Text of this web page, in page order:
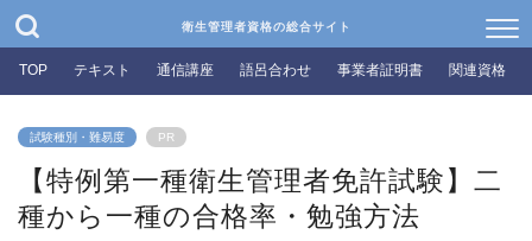
衛生管理者資格の総合サイト
TOP テキスト 通信講座 語呂合わせ 事業者証明書 関連資格
試験種別・難易度 PR
【特例第一種衛生管理者免許試験】二
種から一種の合格率・勉強方法